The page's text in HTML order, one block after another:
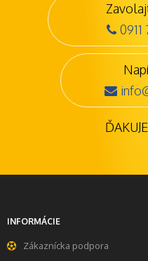
0911
INFORMÁCIE
Zákaznícka podpora